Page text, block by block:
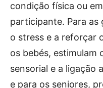
condição física ou
participante. Para as
o stress e a reforçar
os bebés, estimulam
sensorial e a ligação
e para os seniores,